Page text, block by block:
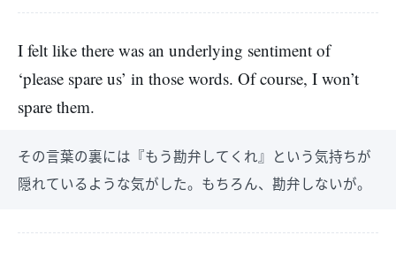
I felt like there was an underlying sentiment of
‘please spare us’ in those words. Of course, I won’t
spare them.
その言葉の裏には『もう勘弁してくれ』という気持ちが
隠れているような気がした。もちろん、勘弁しないが。